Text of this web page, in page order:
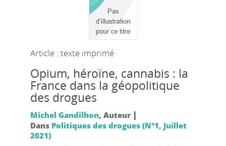
Article : texte imprimé
Opium, héroïne, cannabis : la
France dans la géopolitique
des drogues
Michel Gandilhon, Auteur |
Dans Politiques des drogues (N°1, Juillet
2021)